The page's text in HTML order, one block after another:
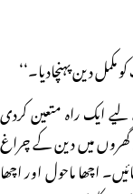
دین پہنچادیا۔‘‘
ایک راہ متعین کردی
میں دین کے چراغ
اچھا ماحول اور اچھا